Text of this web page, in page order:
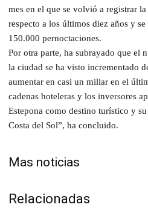
mes en el que se volvió a registrar
respecto a los últimos diez años y
150.000 pernoctaciones.
Por otra parte, ha subrayado que el
la ciudad se ha visto incrementado
aumentar en casi un millar en el
cadenas hoteleras y los inversores
Estepona como destino turístico y
Costa del Sol”, ha concluido.
Mas noticias
Relacionadas